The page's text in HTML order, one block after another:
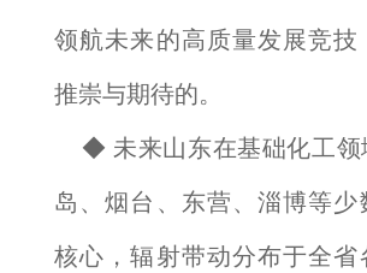
领航未来的高质量发展竞技
推崇与期待的。
◆ 未来山东在基础化工领
岛、烟台、东营、淄博等少
核心，辐射带动分布于全省